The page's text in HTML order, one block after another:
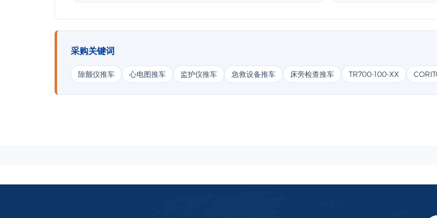
采购关键词
除颤仪推车 心电图推车 监护仪推车 急救设备推车 床旁检查推车 TR700-100-XX